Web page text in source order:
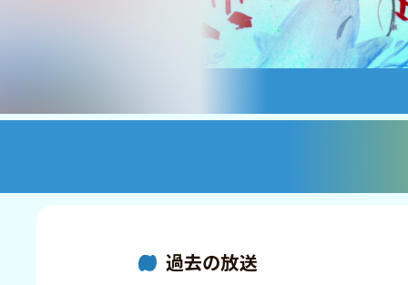
過去の放送